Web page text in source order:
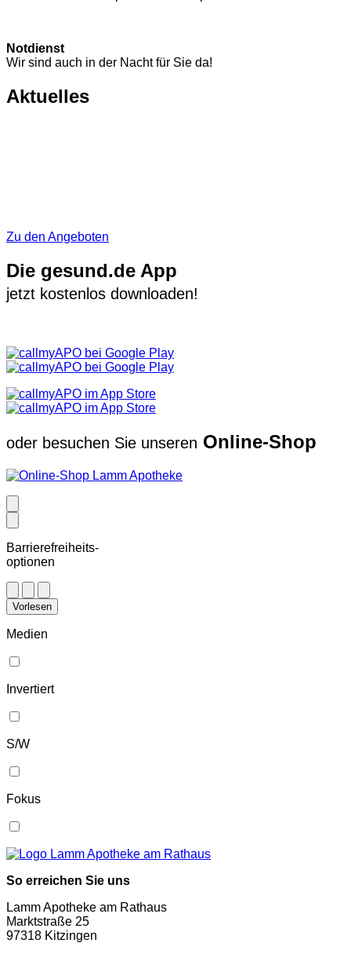
Notdienst
Wir sind auch in der Nacht für Sie da!
Aktuelles
Zu den Angeboten
Die gesund.de App
jetzt kostenlos downloaden!
oder besuchen Sie unseren Online-Shop
Barrierefreiheits-
optionen
Vorlesen
Medien
Invertiert
S/W
Fokus
So erreichen Sie uns
Lamm Apotheke am Rathaus
Marktstraße 25
97318 Kitzingen